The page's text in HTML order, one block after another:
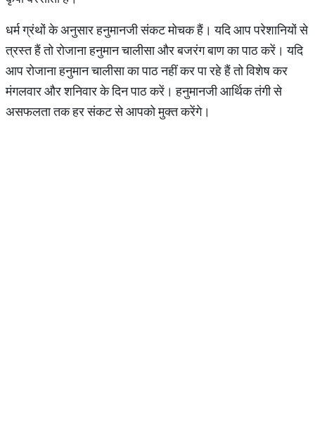
धर्म ग्रंथों के अनुसार हनुमानजी संकट मोचक हैं। यदि आप परेशानियों से
त्रस्त हैं तो रोजाना हनुमान चालीसा और बजरंग बाण का पाठ करें। यदि
आप रोजाना हनुमान चालीसा का पाठ नहीं कर पा रहे हैं तो विशेष कर
मंगलवार और शनिवार के दिन पाठ करें। हनुमानजी आर्थिक तंगी से
असफलता तक हर संकट से आपको मुक्त करेंगे।